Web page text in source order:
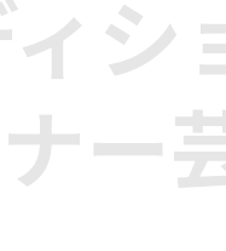
シ
ー